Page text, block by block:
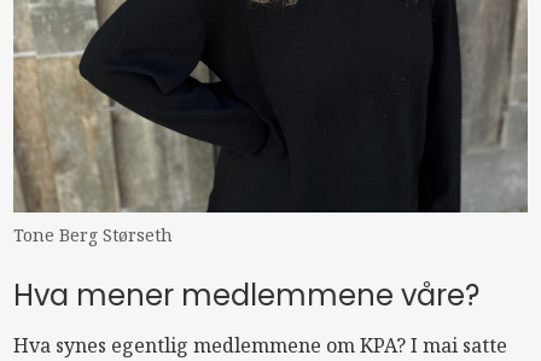
Tone Berg Størseth
Hva mener medlemmene våre?
Hva synes egentlig medlemmene omKPA? I mai satte